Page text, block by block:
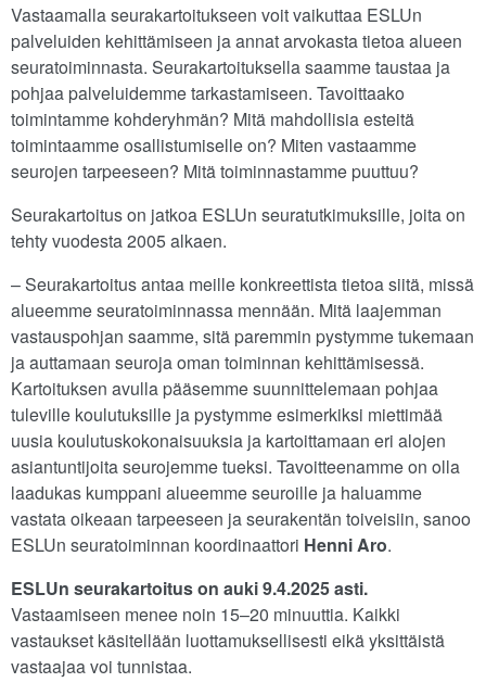
Vastaamalla seurakartoitukseen voit vaikuttaa ESLUn
palveluiden kehittämiseen ja annat arvokasta tietoa alueen
seuratoiminnasta. Seurakartoituksella saamme taustaa ja
pohjaa palveluidemme tarkastamiseen. Tavoittaako
toimintamme kohderyhmän? Mitä mahdollisia esteitä
toimintaamme osallistumiselle on? Miten vastaamme
seurojen tarpeeseen? Mitä toiminnastamme puuttuu?
Seurakartoitus on jatkoa ESLUn seuratutkimuksille, joita on
tehty vuodesta 2005 alkaen.
– Seurakartoitus antaa meille konkreettista tietoa siitä, missä
alueemme seuratoiminnassa mennään. Mitä laajemman
vastauspohjan saamme, sitä paremmin pystymme tukemaan
ja auttamaan seuroja oman toiminnan kehittämisessä.
Kartoituksen avulla pääsemme suunnittelemaan pohjaa
tuleville koulutuksille ja pystymme esimerkiksi miettimää
uusia koulutuskokonaisuuksia ja kartoittamaan eri alojen
asiantuntijoita seurojemme tueksi. Tavoitteenamme on olla
laadukas kumppani alueemme seuroille ja haluamme
vastata oikeaan tarpeeseen ja seurakentän toiveisiin, sanoo
ESLUn seuratoiminnan koordinaattori Henni Aro.
ESLUn seurakartoitus on auki 9.4.2025 asti.
Vastaamiseen menee noin 15–20 minuuttia. Kaikki
vastaukset käsitellään luottamuksellisesti eikä yksittäistä
vastaajaa voi tunnistaa.